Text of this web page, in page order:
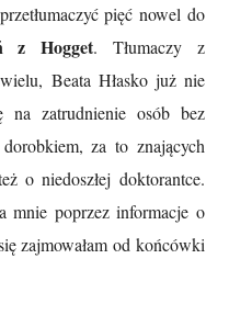
pięć nowel do
z Hogget. Tłumaczy z
Beata Hłasko już nie
na zatrudnienie osób bez
za to znających
o niedoszłej doktorantce.
mnie poprzez informacje o
zajmowałam od końcówki